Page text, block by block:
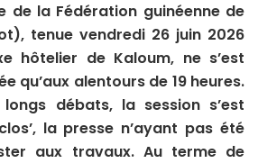
de la Fédération guinéenne de
tenue vendredi 26 juin 2026
hôtelier de Kaloum, ne s’est
qu’aux alentours de 19 heures.
débats, la session s’est
la presse n’ayant pas été
aux travaux. Au terme de